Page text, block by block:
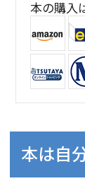
本の購入
本は自